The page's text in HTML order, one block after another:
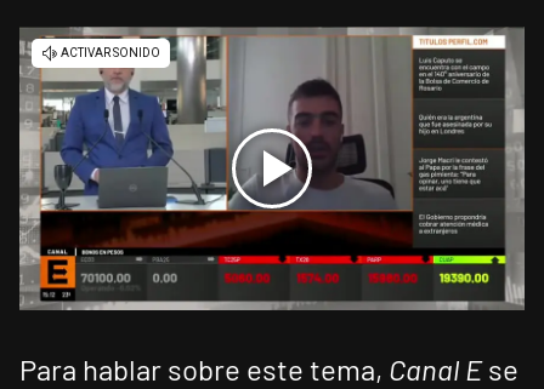
Para hablar sobre este tema, Canal Ese